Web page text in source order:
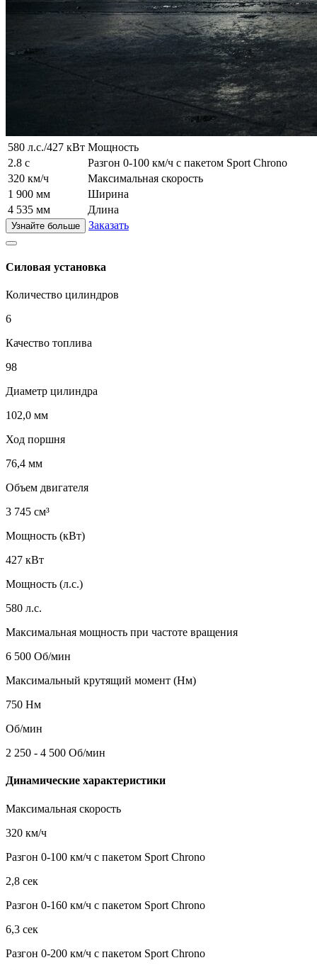
580 л.с./427 кВт Мощность
2.8 с
Разгон 0-100 км/ч с пакетом Sport Chrono
320 км/ч
Максимальная скорость
1 900 мм
Ширина
4 535 мм
Длина
Узнайте больше Заказать
Силовая установка
Количество цилиндров
6
Качество топлива
98
Диаметр цилиндра
102,0 мм
Ход поршня
76,4 мм
Объем двигателя
3 745 см³
Мощность (кВт)
427 кВт
Мощность (л.с.)
580 л.с.
Максимальная мощность при частоте вращения
6 500 Об/мин
Максимальный крутящий момент (Нм)
750 Нм
Об/мин
2 250 - 4 500 Об/мин
Динамические характеристики
Максимальная скорость
320 км/ч
Разгон 0-100 км/ч с пакетом Sport Chrono
2,8 сек
Разгон 0-160 км/ч с пакетом Sport Chrono
6,3 сек
Разгон 0-200 км/ч с пакетом Sport Chrono